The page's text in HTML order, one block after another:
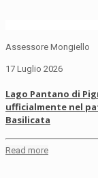
Assessore Mongiello
17 Luglio 2026
Lago Pantano di
ufficialmente nel
Basilicata
Read more